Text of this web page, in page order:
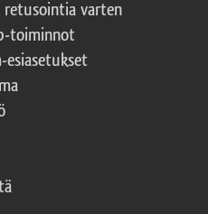
retusointia varten
toiminnot
esiasetukset